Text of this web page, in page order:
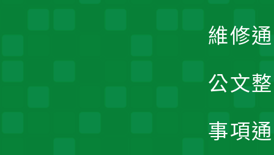
維修
公文
事項